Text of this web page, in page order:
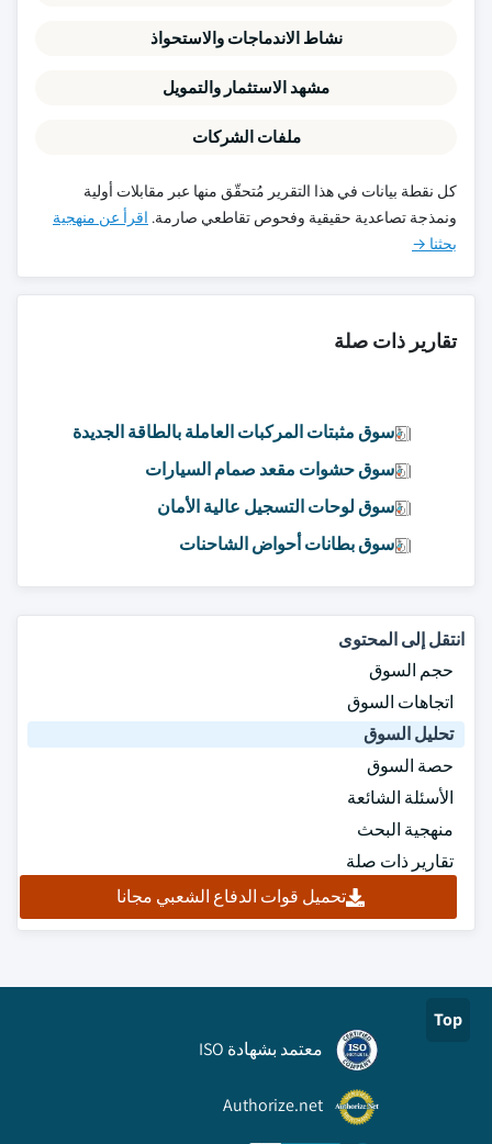
نشاط الاندماجات والاستحواذ
مشهد الاستثمار والتمويل
ملفات الشركات
كل نقطة بيانات في هذا التقرير مُتحقّق منها عبر مقابلات أولية
ونمذجة تصاعدية حقيقية وفحوص تقاطعي صارمة. اقرأ عن منهجية
بحثنا →
تقارير ذات صلة
سوق مثبتات المركبات العاملة بالطاقة الجديدة
سوق حشوات مقعد صمام السيارات
سوق لوحات التسجيل عالية الأمان
سوق بطانات أحواض الشاحنات
انتقل إلى المحتوى
حجم السوق
اتجاهات السوق
تحليل السوق
حصة السوق
الأسئلة الشائعة
منهجية البحث
تقارير ذات صلة
تحميل قوات الدفاع الشعبي مجانا
Top
معتمد بشهادة ISO
Authorize.net